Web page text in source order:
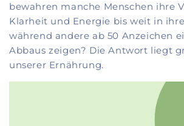
bewahren manche Menschen ihre
Klarheit und Energie bis weit in
während andere ab 50 Anzeichen
Abbaus zeigen? Die Antwort liegt
unserer Ernährung.